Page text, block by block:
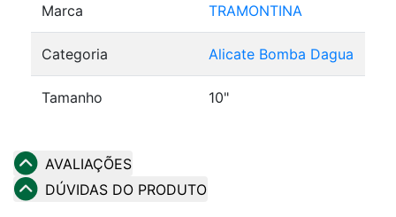
Marca TRAMONTINA
Categoria Alicate Bomba Dagua
Tamanho 10"
AVALIAÇÕES
DÚVIDAS DO PRODUTO